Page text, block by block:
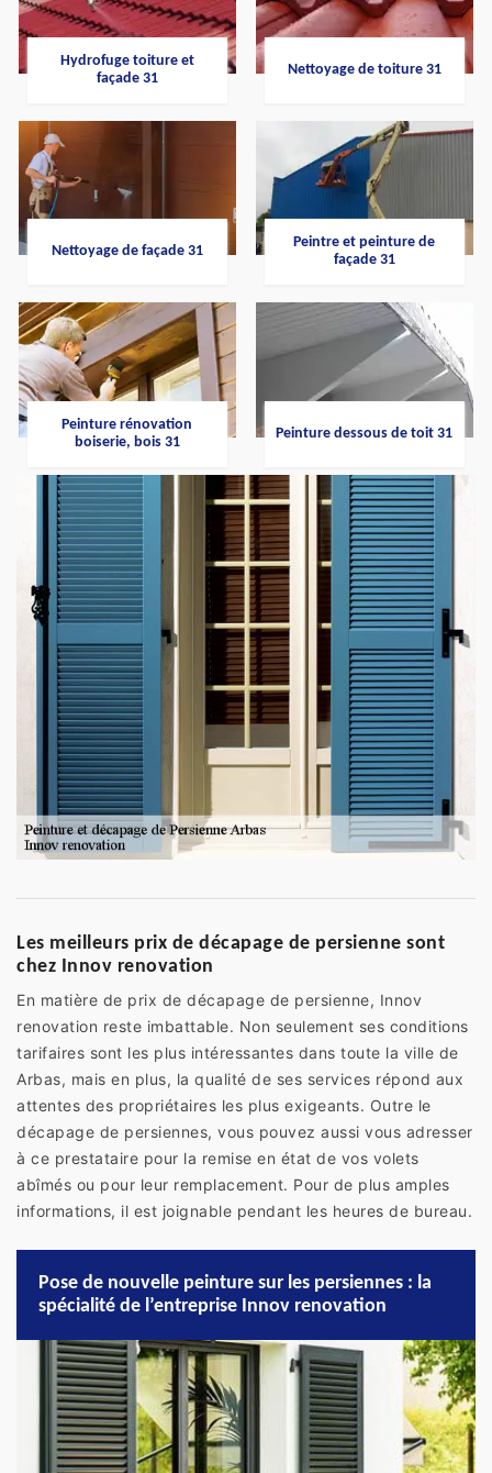
Hydrofuge toiture et
façade 31
Nettoyage de toiture 31
Nettoyage de façade 31
Peintre et peinture de
façade 31
Peinture rénovation
boiserie, bois 31
Peinture dessous de toit 31
Les meilleurs prix de décapage de persienne sont
chez Innov renovation
En matière de prix de décapage de persienne, Innov
renovation reste imbattable. Non seulement ses conditions
tarifaires sont les plus intéressantes dans toute la ville de
Arbas, mais en plus, la qualité de ses services répond aux
attentes des propriétaires les plus exigeants. Outre le
décapage de persiennes, vous pouvez aussi vous adresser
à ce prestataire pour la remise en état de vos volets
abîmés ou pour leur remplacement. Pour de plus amples
informations, il est joignable pendant les heures de bureau.
Pose de nouvelle peinture sur les persiennes : la
spécialité de l’entreprise Innov renovation